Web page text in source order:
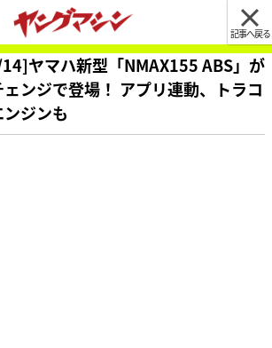
記事へ戻る
ヤマハ新型「NMAX155 ABS」が
ンジで登場！ アプリ連動、トラコ
ジンも